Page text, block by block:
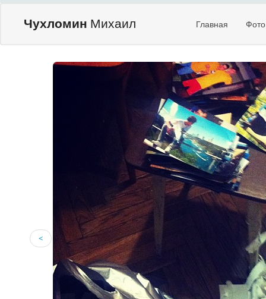
Чухломин Михаил Главная
<